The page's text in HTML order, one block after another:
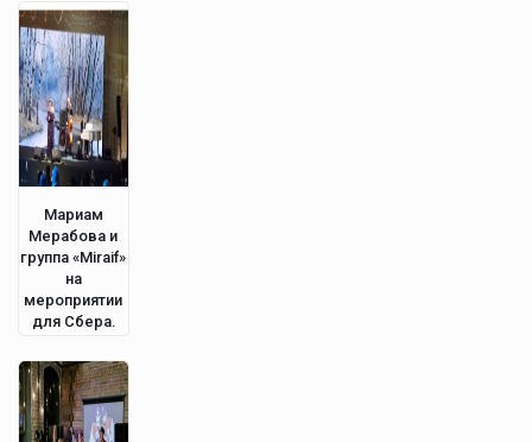
Мариам
Мерабова и
группа «Miraif»
на
мероприятии
для Сбера.